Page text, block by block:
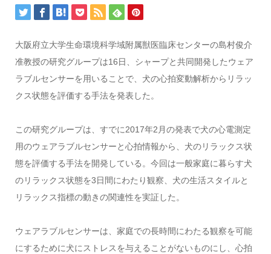
大阪府立大学生命環境科学域附属獣医臨床センターの島村俊介
准教授の研究グループは16日、シャープと共同開発したウェア
ラブルセンサーを用いることで、犬の心拍変動解析からリラッ
クス状態を評価する手法を発表した。
この研究グループは、すでに2017年2月の発表で犬の心電測定
用のウェアラブルセンサーと心拍情報から、犬のリラックス状
態を評価する手法を開発している。今回は一般家庭に暮らす犬
のリラックス状態を3日間にわたり観察、犬の生活スタイルと
リラックス指標の動きの関連性を実証した。
ウェアラブルセンサーは、家庭での長時間にわたる観察を可能
にするために犬にストレスを与えることがないものにし、心拍